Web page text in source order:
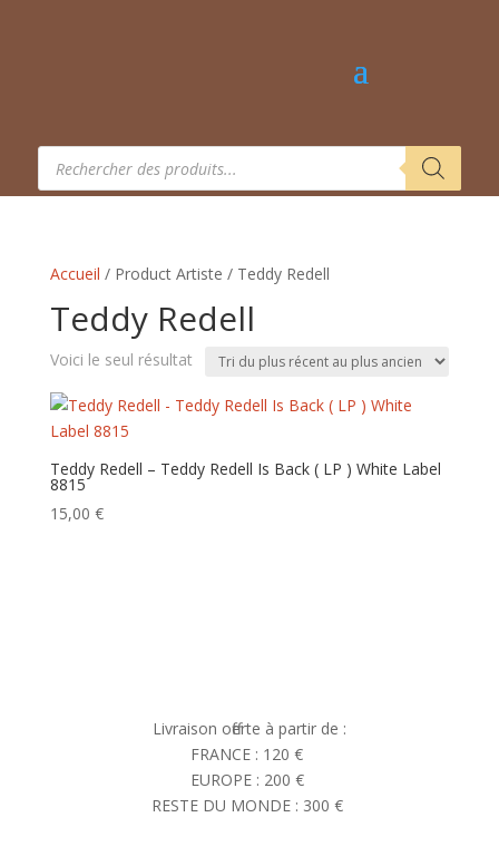
Recherche
produits
Accueil / Product Artiste / Teddy Redell
Teddy Redell
Voici le seul résultat
Teddy Redell – Teddy Redell Is Back ‎( LP ) White Label
8815
15,00 €
Livraison offerte à partir de :
FRANCE : 120 €
EUROPE : 200 €
RESTE DU MONDE : 300 €